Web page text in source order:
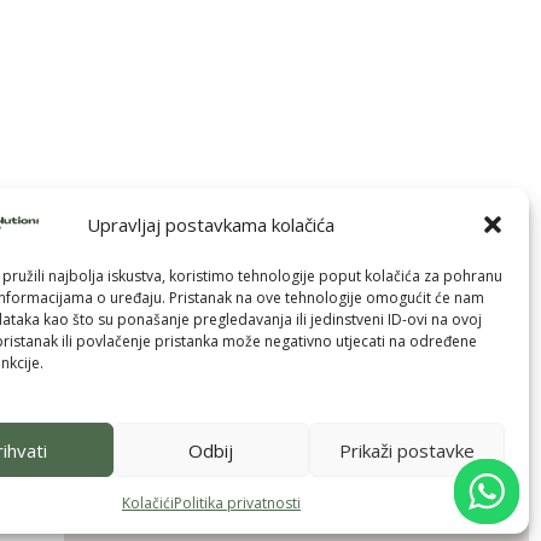
Upravljaj postavkama kolačića
najbolja iskustva, koristimo tehnologije poput kolačića za pohranu
o uređaju. Pristanak na ove tehnologije omogućit će nam
kao što su ponašanje pregledavanja ili jedinstveni ID-ovi na ovoj
ili povlačenje pristanka može negativno utjecati na određene
Odbij Prikaži postavke
KolačićiPolitika privatnosti